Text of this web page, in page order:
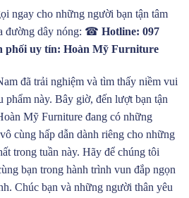
ngay cho những người bạn tận tâm
đường dây nóng: ☎ Hotline: 097
phối uy tín: Hoàn Mỹ Furniture
đã trải nghiệm và tìm thấy niềm vui
phẩm này. Bây giờ, đến lượt bạn tận
Mỹ Furniture đang có những
cùng hấp dẫn dành riêng cho những
trong tuần này. Hãy để chúng tôi
bạn trong hành trình vun đắp ngọn
Chúc bạn và những người thân yêu